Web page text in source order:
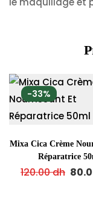
-33%
Mixa Cica Crème
Réparatrice
120.00dh